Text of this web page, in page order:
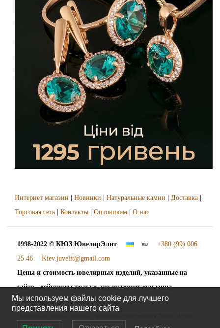
Интернет магазин Новинки Натуральные камни Доставка
Торговая сеть
Контакты Оптовикам О нас
1998-2022 © КЮЗ ЮвелирЭлит
+380 (99) 006
25 46
Kiev.juvelit@gmail.com
Цены и стоимость ювелирных изделий, указанные на
сайте - действуют только для интернет-магазина
"ЮвелирЭлит".
Мы используем файлы cookie для лучшего
представления нашего сайта